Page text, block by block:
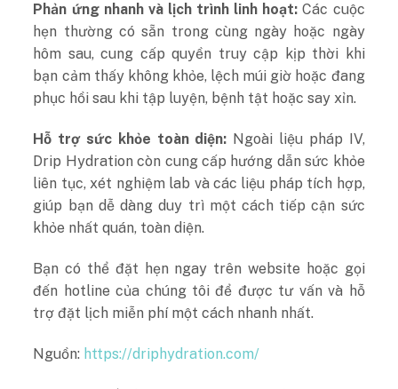
Phản ứng nhanh và lịch trình linh hoạt: Các cuộc
hẹn thường có sẵn trong cùng ngày hoặc ngày
hôm sau, cung cấp quyền truy cập kịp thời khi
bạn cảm thấy không khỏe, lệch múi giờ hoặc đang
phục hồi sau khi tập luyện, bệnh tật hoặc say xỉn.
Hỗ trợ sức khỏe toàn diện: Ngoài liệu pháp IV,
Drip Hydration còn cung cấp hướng dẫn sức khỏe
liên tục, xét nghiệm lab và các liệu pháp tích hợp,
giúp bạn dễ dàng duy trì một cách tiếp cận sức
khỏe nhất quán, toàn diện.
Bạn có thể đặt hẹn ngay trên website hoặc gọi
đến hotline của chúng tôi để được tư vấn và hỗ
trợ đặt lịch miễn phí một cách nhanh nhất.
Nguồn: https://driphydration.com/